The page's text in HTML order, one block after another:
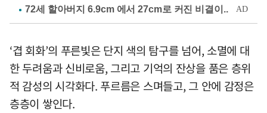
‘겹 회화’의 푸른빛은 단지 색의 탐구를 넘어, 소멸에 대
한 두려움과 신비로움, 그리고 기억의 잔상을 품은 층위
적 감성의 시각화다. 푸르름은 스며들고, 그 안에 감정은
층층이 쌓인다.